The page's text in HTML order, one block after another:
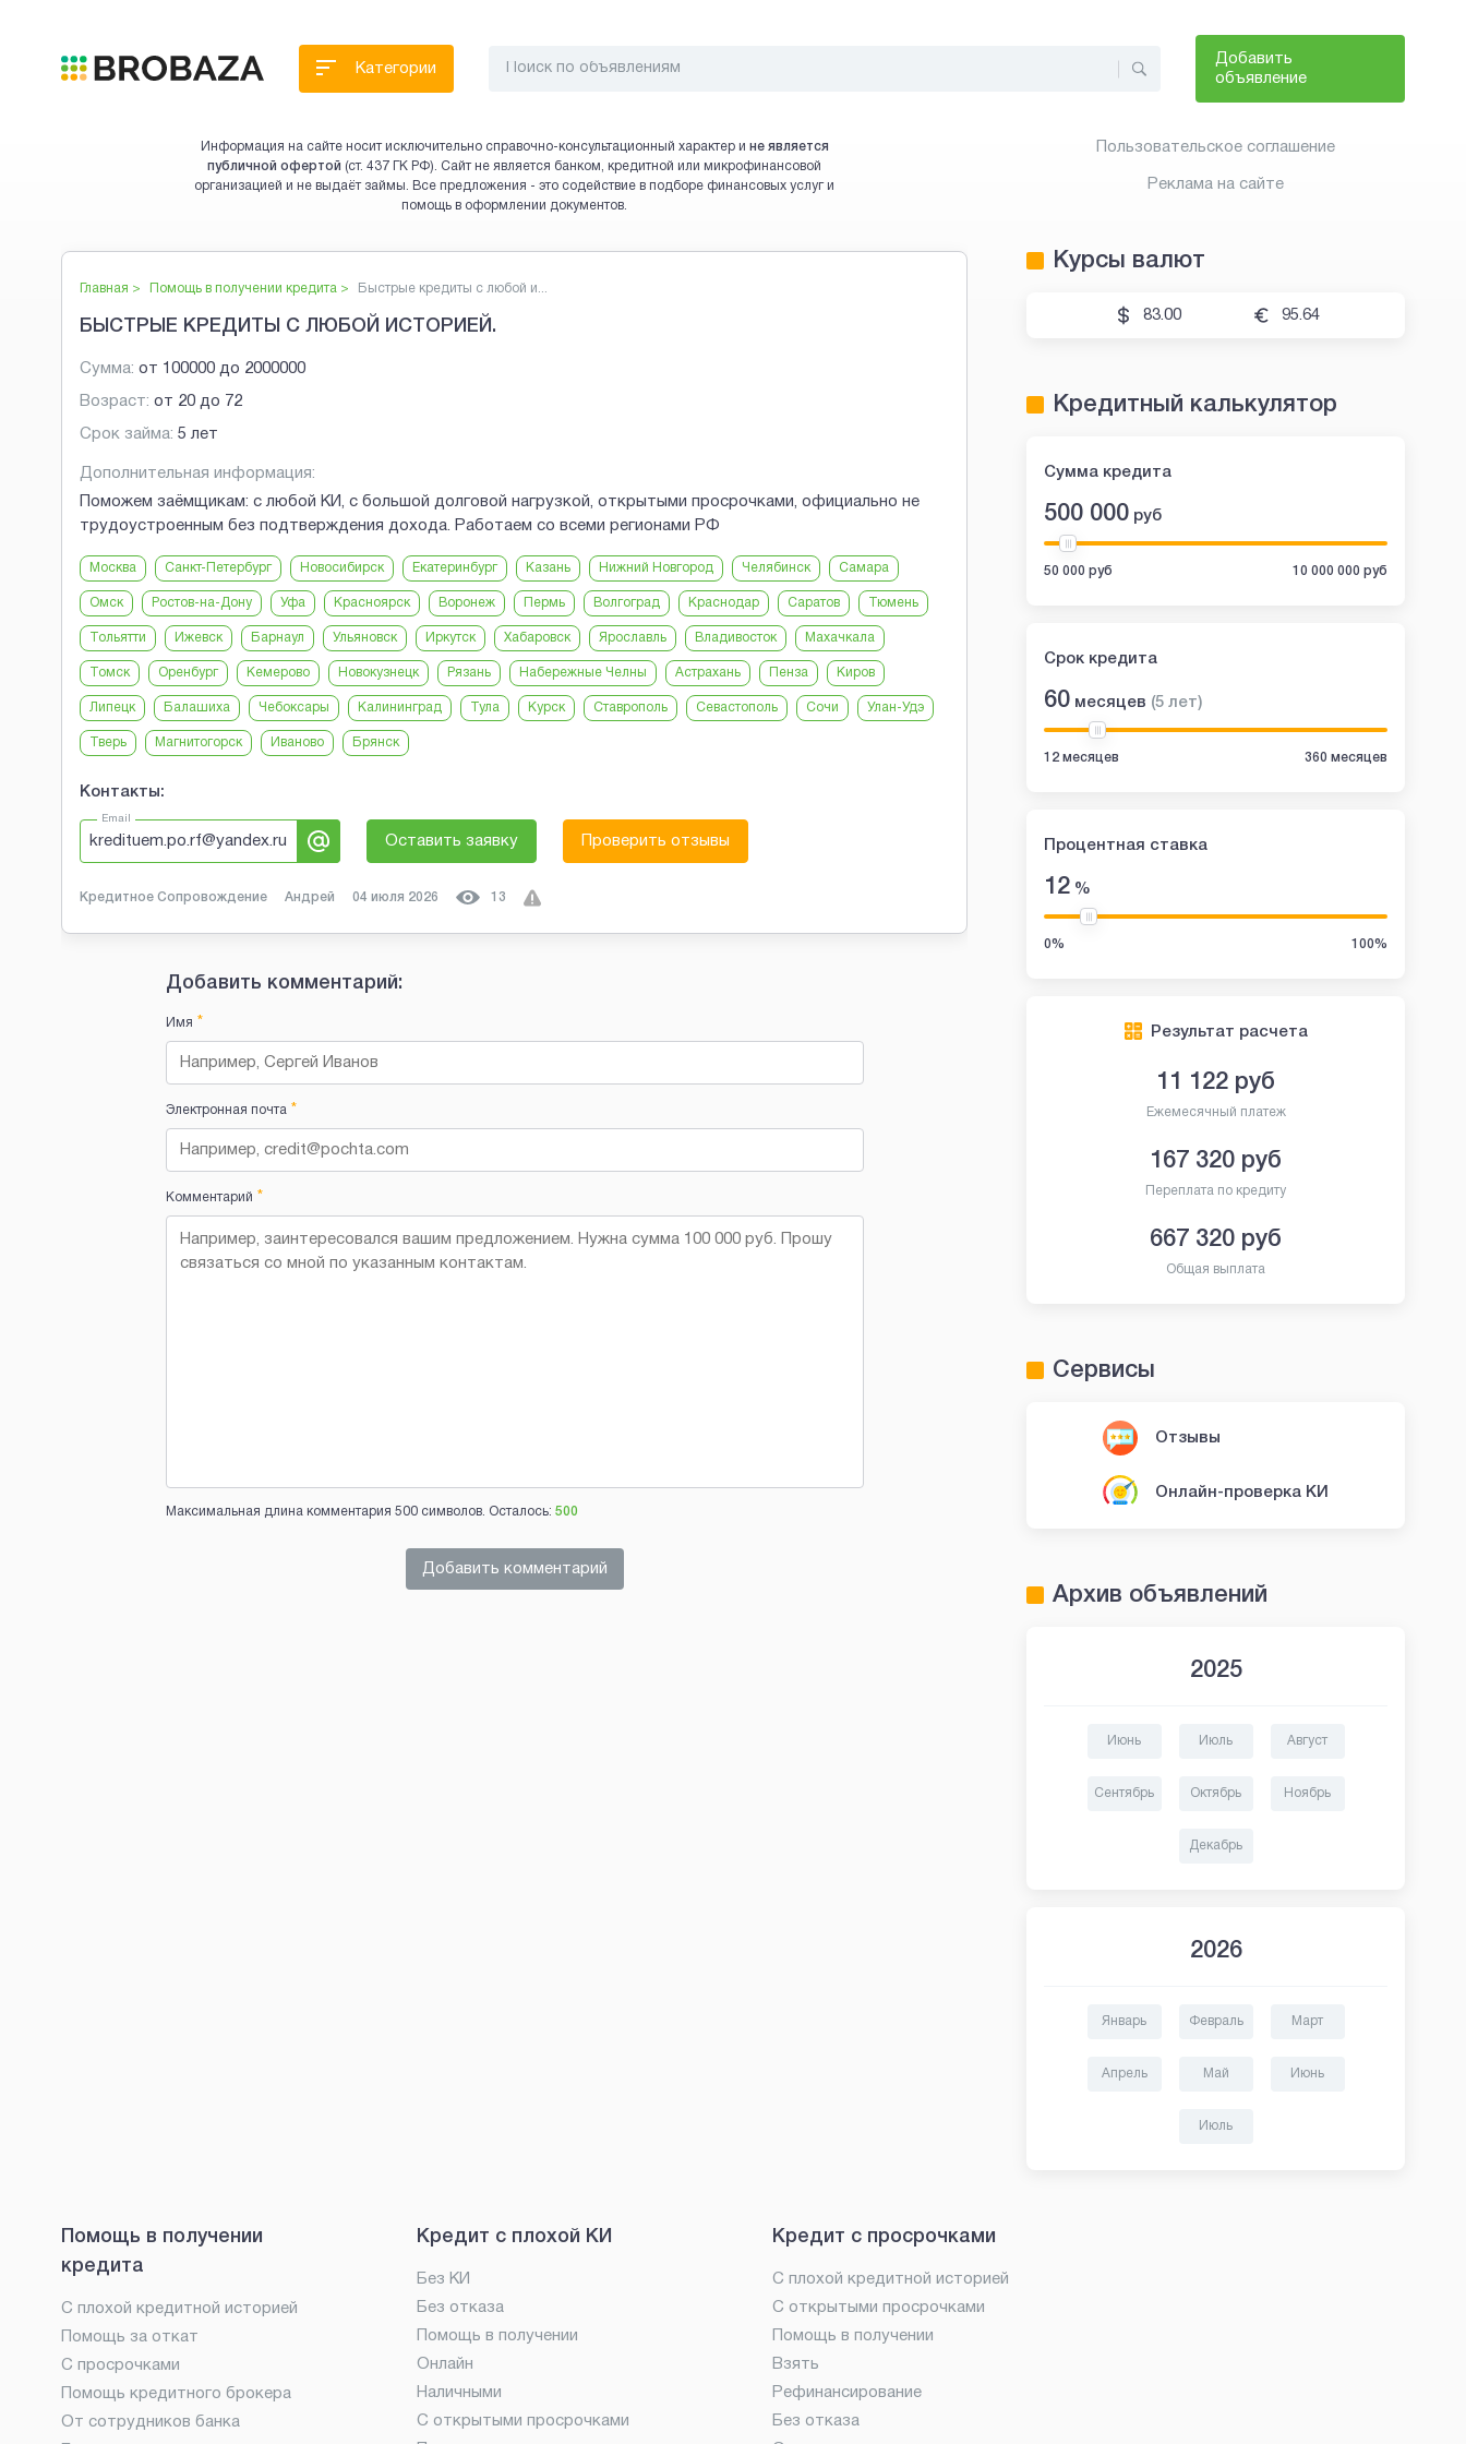
Добавить
объявление
Категории
Информация на сайте носит исключительно справочно-консультационный характер и не является
публичной офертой (ст. 437 ГК РФ). Сайт не является банком, кредитной или микрофинансовой
организацией и не выдаёт займы. Все предложения - это содействие в подборе финансовых услуг и
помощь в оформлении документов.
Главная > Помощь в получении кредита > Быстрые кредиты с любой и...
БЫСТРЫЕ КРЕДИТЫ С ЛЮБОЙ ИСТОРИЕЙ.
Сумма: от 100000 до 2000000
Возраст: от 20 до 72
Срок займа: 5 лет
Дополнительная информация:
Поможем заёмщикам: с любой КИ, с большой долговой нагрузкой, открытыми просрочками, официально не
трудоустроенным без подтверждения дохода. Работаем со всеми регионами РФ
Москва Санкт-Петербург Новосибирск Екатеринбург Казань Нижний Новгород Челябинск Самара
Омск Ростов-на-Дону Уфа Красноярск Воронеж Пермь Волгоград Краснодар Саратов Тюмень
Тольятти Ижевск Барнаул Ульяновск Иркутск Хабаровск Ярославль Владивосток Махачкала
Томск Оренбург Кемерово Новокузнецк Рязань Набережные Челны Астрахань Пенза Киров
Липецк Балашиха Чебоксары Калининград Тула Курск Ставрополь Севастополь Сочи Улан-Удэ
Тверь Магнитогорск Иваново Брянск
Контакты:
Email
kredituem.po.rf@yandex.ru Оставить заявку Проверить отзывы
Кредитное Сопровождение Андрей 04 июля 2026 13
Добавить комментарий:
Имя *
Электронная почта*
Комментарий *
Максимальная длина комментария 500 символов. Осталось: 500
Добавить комментарий
Пользовательское соглашение
Реклама на сайте
Курсы валют
83.00 95.64
Кредитный калькулятор
Сумма кредита
500 000 руб
50 000 руб 10 000 000 руб
Срок кредита
60 месяцев (5 лет)
12 месяцев 360 месяцев
Процентная ставка
12 %
0% 100%
Результат расчета
11 122 руб
Ежемесячный платеж
167 320 руб
Переплата по кредиту
667 320 руб
Общая выплата
Сервисы
Отзывы
Онлайн-проверка КИ
Архив объявлений
2025
Июнь Июль Август
Сентябрь Октябрь Ноябрь
Декабрь
2026
Январь Февраль Март
Апрель Май Июнь
Июль
Помощь в получении
кредита
С плохой кредитной историей
Помощь за откат
С просрочками
Помощь кредитного брокера
От сотрудников банка
Кредит с плохой КИ
Без КИ
Без отказа
Помощь в получении
Онлайн
Наличными
С открытыми просрочками
Кредит с просрочками
С плохой кредитной историей
С открытыми просрочками
Помощь в получении
Взять
Рефинансирование
Без отказа